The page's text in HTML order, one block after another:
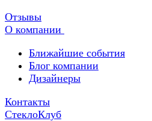
Отзывы
О компании
Ближайшие события
Блог компании
Дизайнеры
Контакты
СтеклоКлуб